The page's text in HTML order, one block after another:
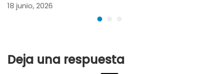
18 junio, 2026
Deja una respuesta